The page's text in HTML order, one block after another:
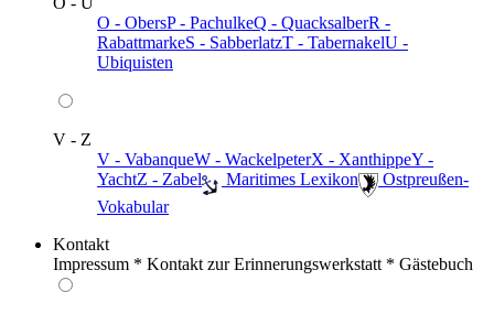
O - ObersP - PachulkeQ - QuacksalberR -
RabattmarkeS - SabberlatzT - TabernakelU -
Ubiquisten
V - Z
V - VabanqueW - WackelpeterX - XanthippeY -
YachtZ - Zabel ️ Maritimes Lexikon
️ Ostpreußen-
Vokabular
Kontakt
Impressum * Kontakt zur Erinnerungswerkstatt * Gästebuch